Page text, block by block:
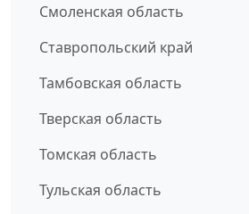
Смоленская область
Ставропольский край
Тамбовская область
Тверская область
Томская область
Тульская область